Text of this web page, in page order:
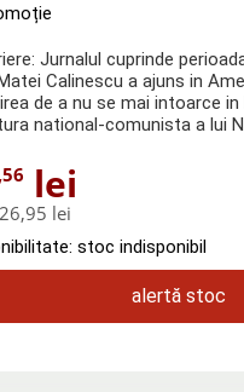
Jurnalul cuprinde
Calinescu a ajuns in
de a nu se mai intoarce
national-comunista a lui
,56 lei
26,95 lei
stoc indisponibil
alertă stoc